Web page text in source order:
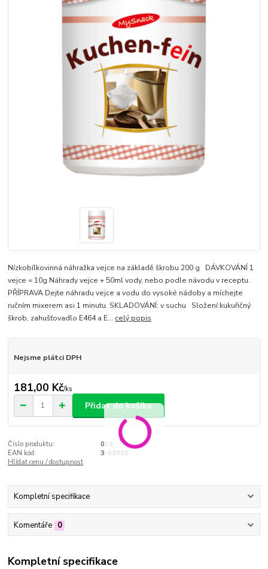
Nízkobílkovinná náhražka vejce na základě škrobu 200 g DÁVKOVÁNÍ 1
vejce = 10g Náhrady vejce + 50ml vody, nebo podle návodu v receptu.
PŘÍPRAVA Dejte náhradu vejce a vodu do vysoké nádoby a míchejte
ručním mixerem asi 1 minutu. SKLADOVÁNÍ: v suchu Složení:kukuřičný
škrob, zahušťovadlo E464 a E... celý popis
Nejsme plátci DPH
181,00 Kč/ks
Přidat do košíku
Číslo produktu:
013
EAN kód:
3-03010
Hlídat cenu / dostupnost
Kompletní specifikace
Komentáře 0
Kompletní specifikace